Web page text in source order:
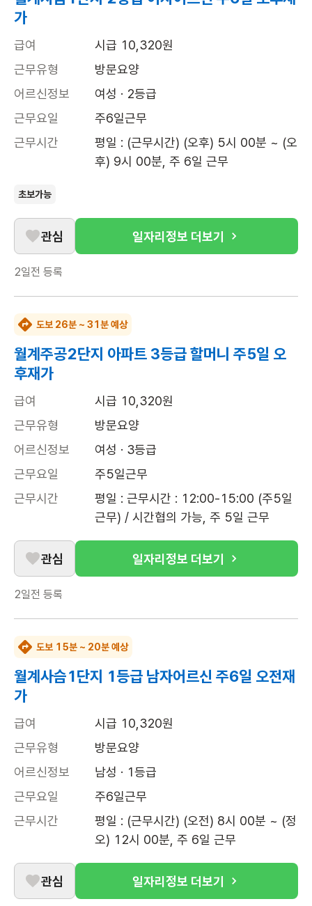
가
급여
시급 10,320원
근무유형
방문요양
어르신정보
여성 · 2등급
근무요일
주6일근무
근무시간
평일 : (근무시간) (오후) 5시 00분 ~ (오
후) 9시 00분, 주 6일 근무
초보가능
관심 일자리정보 더보기
2일전 등록
도보 26분 ~ 31분 예상
월계주공2단지 아파트 3등급 할머니 주5일 오
후재가
급여
시급 10,320원
근무유형
방문요양
어르신정보
여성 · 3등급
근무요일
주5일근무
근무시간
평일 : 근무시간 : 12:00-15:00 (주5일
근무) / 시간협의 가능, 주 5일 근무
관심 일자리정보 더보기
2일전 등록
도보 15분 ~ 20분 예상
월계사슴1단지 1등급 남자어르신 주6일 오전재
가
급여
시급 10,320원
근무유형
방문요양
어르신정보
남성 · 1등급
근무요일
주6일근무
근무시간
평일 : (근무시간) (오전) 8시 00분 ~ (정
오) 12시 00분, 주 6일 근무
관심 일자리정보 더보기